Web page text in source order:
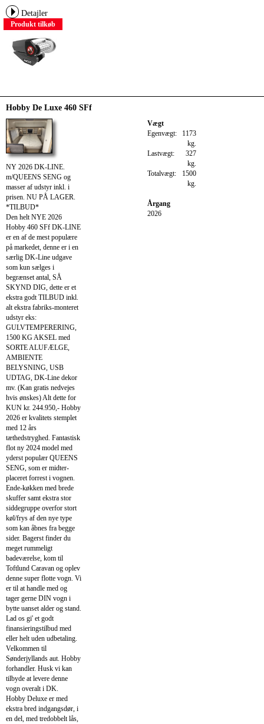
Detajler
Produkt tilkøb
Hobby De Luxe 460 SFf
NY 2026 DK-LINE.
m/QUEENS SENG og
masser af udstyr inkl. i
prisen. NU PÅ LAGER.
*TILBUD*
Den helt NYE 2026
Hobby 460 SFf DK-LINE
er en af de mest populære
på markedet, denne er i en
særlig DK-Line udgave
som kun sælges i
begrænset antal, SÅ
SKYND DIG, dette er et
ekstra godt TILBUD inkl.
alt ekstra fabriks-monteret
udstyr eks:
GULVTEMPERERING,
1500 KG AKSEL med
SORTE ALUFÆLGE,
AMBIENTE
BELYSNING, USB
UDTAG, DK-Line dekor
mv. (Kan gratis nedvejes
hvis ønskes) Alt dette for
KUN kr. 244.950,- Hobby
2026 er kvalitets stemplet
med 12 års
tæthedstryghed. Fantastisk
flot ny 2024 model med
yderst populær QUEENS
SENG, som er midter-
placeret forrest i vognen.
Ende-køkken med brede
skuffer samt ekstra stor
siddegruppe overfor stort
køl/frys af den nye type
som kan åbnes fra begge
sider. Bagerst finder du
meget rummeligt
badeværelse, kom til
Toftlund Caravan og oplev
denne super flotte vogn. Vi
er til at handle med og
tager gerne DIN vogn i
bytte uanset alder og stand.
Lad os gi' et godt
finansieringstilbud med
eller helt uden udbetaling.
Velkommen til
Sønderjyllands aut. Hobby
forhandler. Husk vi kan
tilbyde at levere denne
vogn overalt i DK.
Hobby Deluxe er med
ekstra bred indgangsdør, i
en del, med tredobbelt lås,
Vægt
Egenvægt: 1173
kg.
Lastvægt:
327
kg.
Totalvægt:
1500
kg.
Årgang
2026